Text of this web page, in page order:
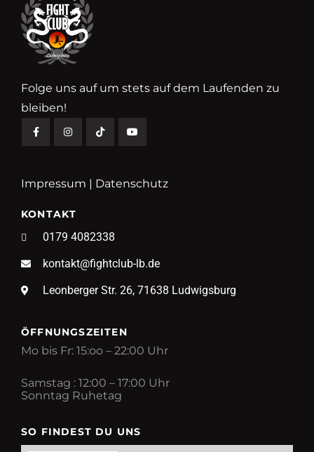
Folge uns auf um stets auf dem Laufenden zu
bleiben!
Impressum | Datenschutz
KONTAKT
0179 4082338
kontakt@fightclub-lb.de
Leonberger Str. 26, 71638 Ludwigsburg
ÖFFNUNGSZEITEN
Mo bis Fr: 15:oo – 22:00 Uhr
Samstag : 12:00 – 17:00 Uhr
Sonntag Ruhetag
SO FINDEST DU UNS